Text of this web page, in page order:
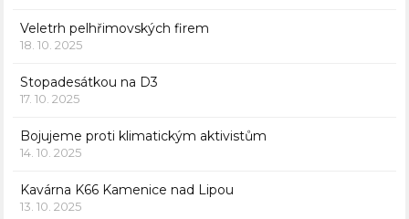
Veletrh pelhřimovských firem
18. 10. 2025
Stopadesátkou na D3
17. 10. 2025
Bojujeme proti klimatickým aktivistům
14. 10. 2025
Kavárna K66 Kamenice nad Lipou
13. 10. 2025